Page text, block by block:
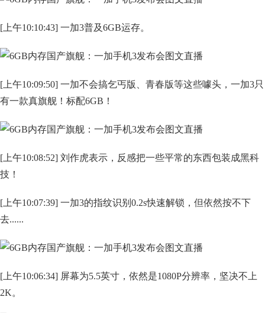
[上午10:10:43] 一加3普及6GB运存。
[上午10:09:50] 一加不会搞乞丐版、青春版等这些噱头，一加3只
有一款真旗舰！标配6GB！
[上午10:08:52] 刘作虎表示，反感把一些平常的东西包装成黑科
技！
[上午10:07:39] 一加3的指纹识别0.2s快速解锁，但依然按不下
去......
[上午10:06:34] 屏幕为5.5英寸，依然是1080P分辨率，坚决不上
2K。